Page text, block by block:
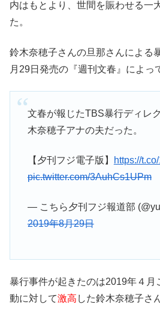
内はもとより、世間を賑わせる一
た。
鈴木奈穂子さんの旦那さんによる
月29日発売の『週刊文春』によっ
文春が報じたTBS暴行ディレ
木奈穂子アナの夫だった。
【夕刊フジ電子版】
https://
pic.twitter.com/3AuhCs1UPm
— こちら夕刊フジ報道部
2019年8月29日
暴行事件が起きたのは2019年４月
動に対して激高 した鈴木奈穂子さ